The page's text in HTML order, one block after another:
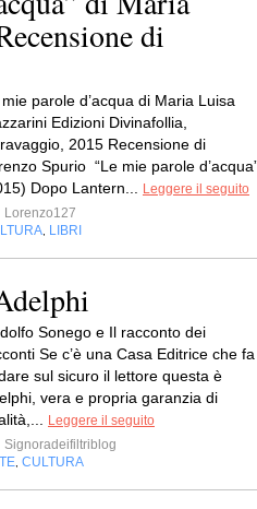
di
parole d’acqua di Maria Luisa
Edizioni Divinafollia,
2015 Recensione di
Spurio “Le mie parole
Dopo Lantern...
Leggere il seguito
Lorenzo127
LIBRI
Sonego e Il racconto dei
Se c’è una Casa Editrice che fa
sul sicuro il lettore questa è
vera e propria garanzia di
Leggere il seguito
Signoradeifiltriblog
CULTURA